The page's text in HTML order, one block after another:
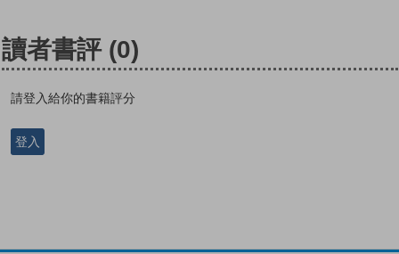
讀者書評 (0)
請登入給你的書籍評分
登入